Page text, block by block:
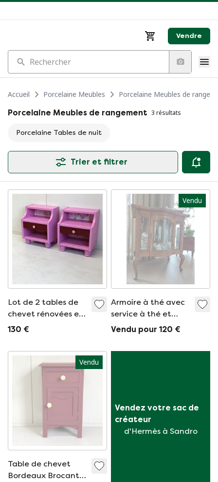
Vendre
Rechercher
Accueil Porcelaine Meubles
Porcelaine Meubles de
Porcelaine Meubles de rangement 3 résultats
Porcelaine Tables de nuit
Trier et filtrer
Lot de 2 tables de
chevet rénovées en
papier peint
unique
130 €
Vendu
Armoire à thé avec
service à thé et
petit-déjeuner
Vendu pour 120 €
Vendu
Table de chevet
Bordeaux Brocante
Vendez votre sac de
créateur
d'Hermès à Sandro